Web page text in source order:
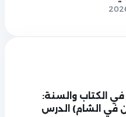
الكتاب والسنة:
في الشام) الدرس